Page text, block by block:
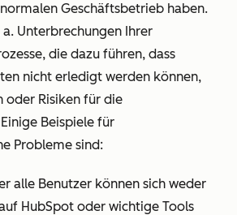
Geschäftsbetrieb haben.
a. Unterbrechungen Ihrer
die dazu führen, dass
nicht erledigt werden können,
oder Risiken für die
Beispiele für
Probleme sind:
alle Benutzer können sich weder
HubSpot oder wichtige Tools